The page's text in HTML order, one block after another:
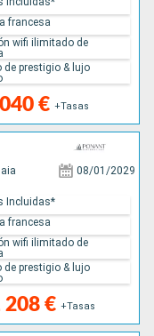
€ +Tasas
francesa
wifi ilimitado de
de prestigio & lujo
08/01/2029
208 € +Tasas
Incluidas*
francesa
wifi ilimitado de
de prestigio & lujo